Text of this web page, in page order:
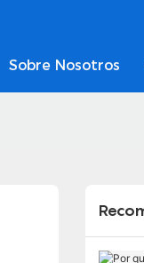
Sobre Nosotros